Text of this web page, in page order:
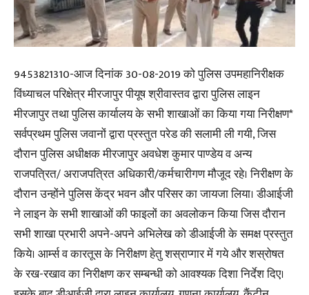
9453821310-आज दिनांक 30-08-2019 को पुलिस उपमहानिरीक्षक
विंध्याचल परिक्षेत्र मीरजापुर पीयूष श्रीवास्तव द्वारा पुलिस लाइन
मीरजापुर तथा पुलिस कार्यालय के सभी शाखाओं का किया गया निरीक्षण*
सर्वप्रथम पुलिस जवानों द्वारा प्रस्तुत परेड की सलामी ली गयी, जिस
दौरान पुलिस अधीक्षक मीरजापुर अवधेश कुमार पाण्डेय व अन्य
राजपत्रित/ अराजपत्रित अधिकारी/कर्मचारीगण मौजूद रहे। निरीक्षण के
दौरान उन्होंने पुलिस केंद्र भवन और परिसर का जायजा लिया। डीआईजी
ने लाइन के सभी शाखाओं की फाइलों का अवलोकन किया जिस दौरान
सभी शाखा प्रभारी अपने-अपने अभिलेख को डीआईजी के समक्ष प्रस्तुत
किये। आर्म्स व कारतूस के निरीक्षण हेतु शस्राप्गार में गये और शस्रोषत
के रख-रखाव का निरीक्षण कर सम्बन्धी को आवश्यक दिशा निर्देश दिए।